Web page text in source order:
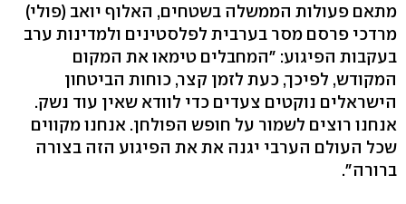
מתאם פעולות הממשלה בשטחים, האלוף יואב (פולי)
מרדכי פרסם מסר בערבית לפלסטינים ולמדינות ערב
בעקבות הפיגוע: "המחבלים טימאו את המקום
המקודש, לפיכך, כעת לזמן קצר, כוחות הביטחון
הישראלים נוקטים צעדים כדי לוודא שאין עוד נשק.
אנחנו רוצים לשמור על חופש הפולחן. אנחנו מקווים
שכל העולם הערבי יגנה את את הפיגוע הזה בצורה
ברורה".